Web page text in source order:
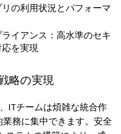
リの利用状況とパフォーマ
イアンス ：高水準のセキ
を実現
略の実現
ITチームは煩雑な統合作
務に集中できます。安全